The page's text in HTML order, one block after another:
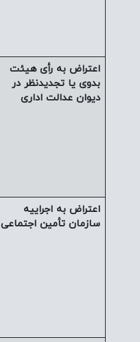
اعتراض به رأی هیئت
بدوی یا تجدیدنظر در
دیوان عدالت اداری
اعتراض به اجراییه
سازمان تأمین اجتماعی